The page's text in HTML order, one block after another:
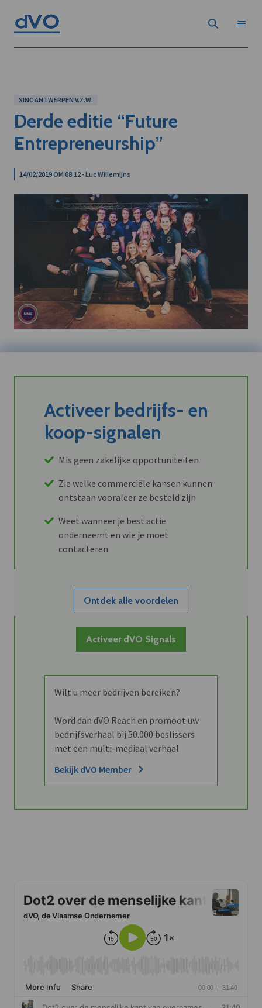
SINC ANTWERPEN V.Z.W.
Derde editie “Future
Entrepreneurship”
14/02/2019 OM 08:12 - Luc Willemijns
Activeer bedrijfs- en
koop-signalen
Mis geen zakelijke opportuniteiten
Zie welke commerciële kansen kunnen
ontstaan vooraleer ze besteld zijn
Weet wanneer je best actie
onderneemt en wie je moet
contacteren
Ontdek alle voordelen
Activeer dVO Signals
Wilt u meer bedrijven bereiken?
Word dan dVO Reach en promoot uw
bedrijfsverhaal bij 50.000 beslissers
met een multi-mediaal verhaal
Bekijk dVO Member